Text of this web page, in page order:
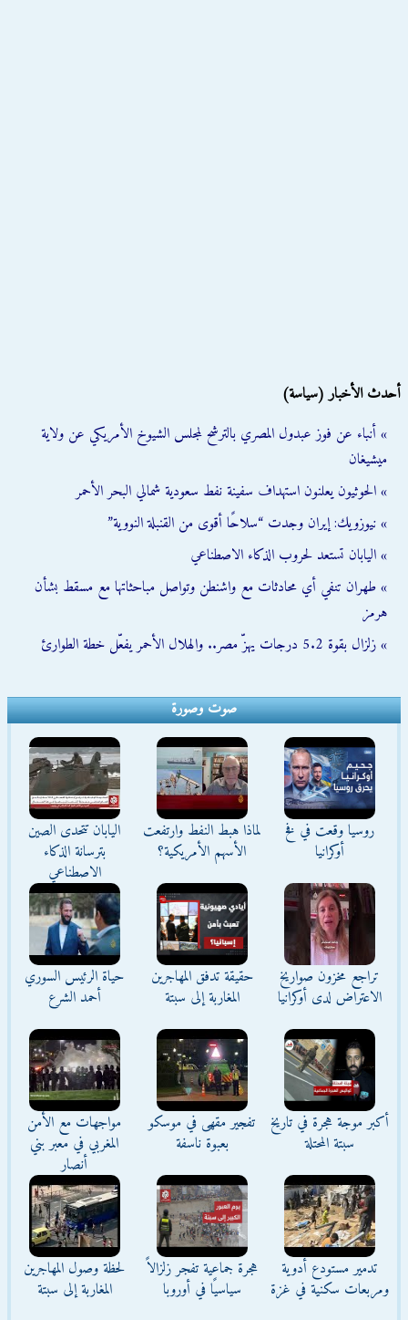
أحدث الأخبار (سياسة)
» أنباء عن فوز عبدول المصري بالترشح لمجلس الشيوخ الأمريكي عن ولاية
ميشيغان
» الحوثيون يعلنون استهداف سفينة نفط سعودية شمالي البحر الأحمر
» نيوزويك: إيران وجدت “سلاحًا أقوى من القنبلة النووية”
» اليابان تستعد لحروب الذكاء الاصطناعي
» طهران تنفي أي محادثات مع واشنطن وتواصل مباحثاتها مع مسقط بشأن
هرمز
» زلزال بقوة 5.2 درجات يهزّ مصر.. والهلال الأحمر يفعّل خطة الطوارئ
صوت وصورة
روسيا وقعت في فخ
أوكرانيا
لماذا هبط النفط وارتفعت
الأسهم الأمريكية؟
اليابان تتحدى الصين
بترسانة الذكاء
الاصطناعي
تراجع مخزون صواريخ
الاعتراض لدى أوكرانيا
حقيقة تدفق المهاجرين
المغاربة إلى سبتة
حياة الرئيس السوري
أحمد الشرع
أكبر موجة هجرة في تاريخ
سبتة المحتلة
تفجير مقهى في موسكو
بعبوة ناسفة
مواجهات مع الأمن
المغربي في معبر بني
أنصار
تدمير مستودع أدوية
ومربعات سكنية في غزة
هجرة جماعية تفجر زلزالاً
سياسيًا في أوروبا
لحظة وصول المهاجرين
المغاربة إلى سبتة